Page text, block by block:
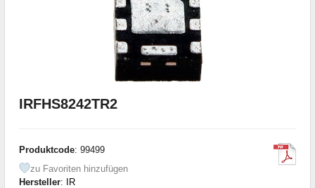
IRFHS8242TR2
Produktcode: 99499
zu Favoriten hinzufügen
Hersteller: IR